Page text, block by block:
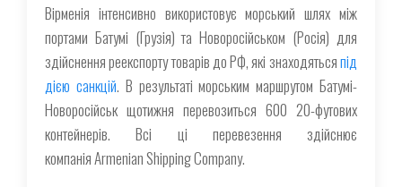
Вірменія інтенсивно використовує морський шлях між
портами Батумі (Грузія) та Новоросійськом (Росія) для
здійснення реекспорту товарів до РФ, які знаходятьсяпід
дією санкцій. В результаті морським маршрутом Батумі-
Новоросійськ щотижня перевозиться 600 20-футових
контейнерів. Всі ці перевезення здійснює
компанія Armenian Shipping Company.